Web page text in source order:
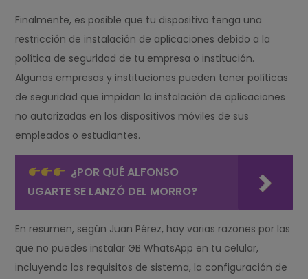
Finalmente, es posible que tu dispositivo tenga una
restricción de instalación de aplicaciones debido a la
política de seguridad de tu empresa o institución.
Algunas empresas y instituciones pueden tener políticas
de seguridad que impidan la instalación de aplicaciones
no autorizadas en los dispositivos móviles de sus
empleados o estudiantes.
¿POR QUÉ ALFONSO
UGARTE SE LANZÓ DEL MORRO?
En resumen, según Juan Pérez, hay varias razones por las
que no puedes instalar GB WhatsApp en tu celular,
incluyendo los requisitos de sistema, la configuración de